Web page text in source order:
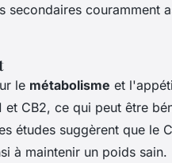
secondaires couramment
le métabolisme et
CB2, ce qui peut être
études suggèrent que le
à maintenir un poids sain.